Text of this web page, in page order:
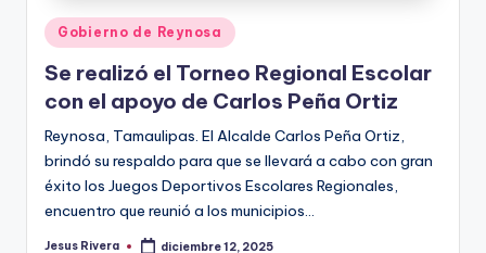
Publicado
en
Gobierno de Reynosa
Se realizó el Torneo Regional Escolar
con el apoyo de Carlos Peña Ortiz
Reynosa, Tamaulipas. El Alcalde Carlos Peña Ortiz,
brindó su respaldo para que se llevará a cabo con gran
éxito los Juegos Deportivos Escolares Regionales,
encuentro que reunió a los municipios…
Jesus Rivera diciembre 12, 2025